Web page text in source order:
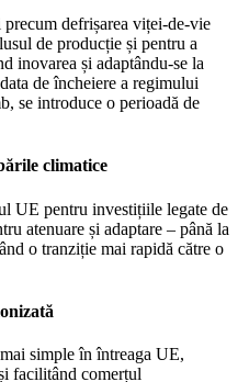
defrișarea viței-de-vie
de producție și pentru a
inovarea și adaptându-se la
de încheiere a regimului
se introduce o perioadă de
climatice
UE pentru investițiile legate de
atenuare și adaptare – până la
o tranziție mai rapidă către o
simple în întreaga UE,
facilitând comerțul